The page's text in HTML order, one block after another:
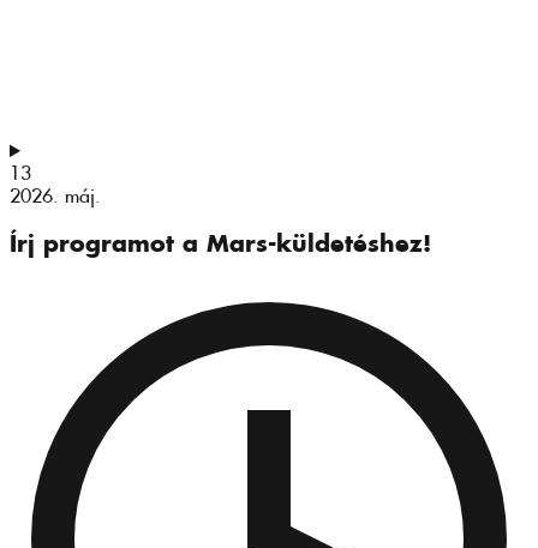
13
2026. máj.
Írj programot a Mars-küldetéshez!